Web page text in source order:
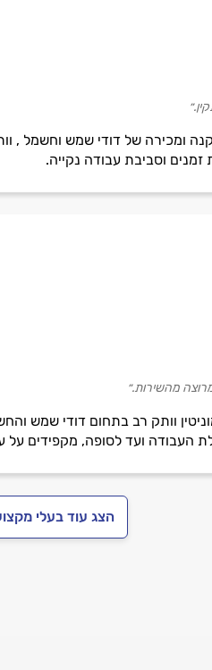
וסביבת עבודה נקייה.
העבודה ועד לסופה, מקפידים
מהשירות.״
הצג עוד בעלי